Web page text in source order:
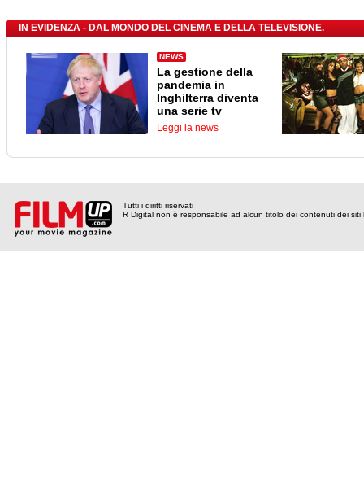
IN EVIDENZA - DAL MONDO DEL CINEMA E DELLA TELEVISIONE.
NEWS
La gestione della
pandemia in
Inghilterra diventa
una serie tv
Leggi la news
Tutti i diritti riservati
R Digital non è responsabile ad alcun titolo dei contenuti dei siti